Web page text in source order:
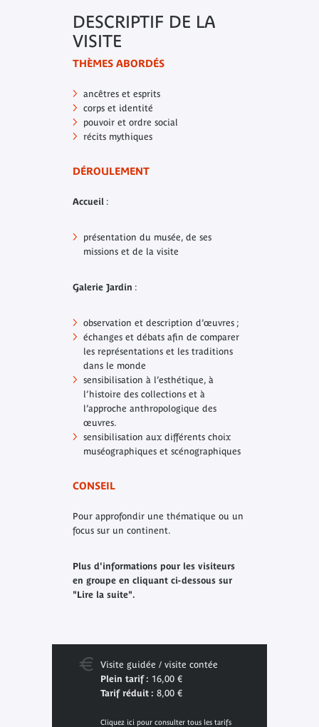
DESCRIPTIF DE LA
VISITE
THÈMES ABORDÉS
ancêtres et esprits
corps et identité
pouvoir et ordre social
récits mythiques
DÉROULEMENT
Accueil:
présentation du musée, de ses
missions et de la visite
Galerie Jardin :
observation et description d’œuvres ;
échanges et débats afin de comparer
les représentations et les traditions
dans le monde
sensibilisation à l’esthétique, à
l’histoire des collections et à
l’approche anthropologique des
œuvres.
sensibilisation aux différents choix
muséographiques et scénographiques
CONSEIL
Pour approfondir une thématique ou un
focus sur un continent.
Plus d'informations pour les visiteurs
en groupe en cliquant ci-dessous sur
"Lire la suite".
Visite guidée / visite contée
Plein tarif : 16,00 €
Tarif réduit : 8,00 €
Cliquez ici pour consulter tous les tarifs